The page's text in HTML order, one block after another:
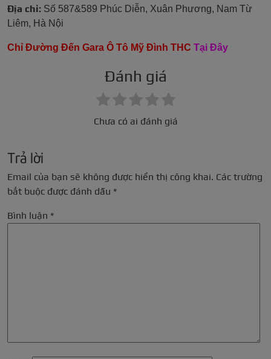
Địa chỉ: Số 587&589 Phúc Diễn, Xuân Phương, Nam Từ
Liêm, Hà Nội
Chỉ Đường Đến Gara Ô Tô Mỹ Đình THC Tại Đây
Đánh giá
Chưa có ai đánh giá
Trả lời
Email của bạn sẽ không được hiển thị công khai. Các trường
bắt buộc được đánh dấu *
Bình luận *